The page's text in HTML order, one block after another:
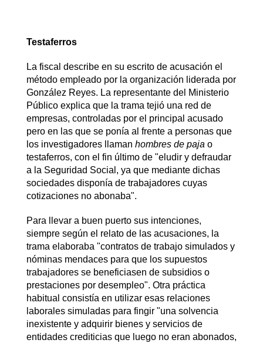
Testaferros
La fiscal describe en su escrito de acusación el
método empleado por la organización liderada por
González Reyes. La representante del Ministerio
Público explica que la trama tejió una red de
empresas, controladas por el principal acusado
pero en las que se ponía al frente a personas que
los investigadores llaman hombres de paja o
testaferros, con el fin último de "eludir y defraudar
a la Seguridad Social, ya que mediante dichas
sociedades disponía de trabajadores cuyas
cotizaciones no abonaba".
Para llevar a buen puerto sus intenciones,
siempre según el relato de las acusaciones, la
trama elaboraba "contratos de trabajo simulados y
nóminas mendaces para que los supuestos
trabajadores se beneficiasen de subsidios o
prestaciones por desempleo". Otra práctica
habitual consistía en utilizar esas relaciones
laborales simuladas para fingir "una solvencia
inexistente y adquirir bienes y servicios de
entidades crediticias que luego no eran abonados,